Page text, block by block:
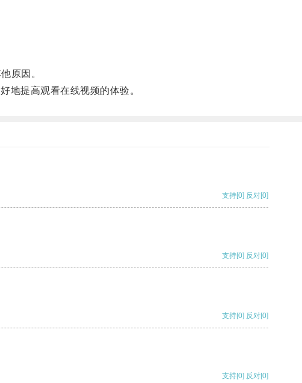
原因。
提高观看在线视频的体验。
支持[0] 反对[0]
支持[0] 反对[0]
支持[0] 反对[0]
支持[0] 反对[0]